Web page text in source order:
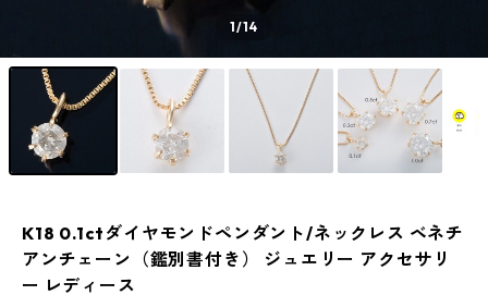
1/14
K18 0.1ctダイヤモンドペンダント/ネックレス ベネチ
アンチェーン（鑑別書付き） ジュエリー アクセサリ
ー レディース